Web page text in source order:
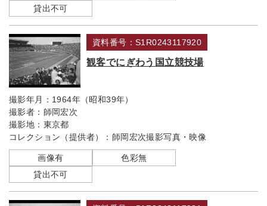
貸出不可
資料番号：S1R0243117920
観客でにぎわう国立競技場
撮影年月： 1964年（昭和39年）
撮影者： 師岡宏次
撮影地： 東京都
コレクション（提供者）： 師岡宏次撮影写真・映像
画像有
色彩無
貸出不可